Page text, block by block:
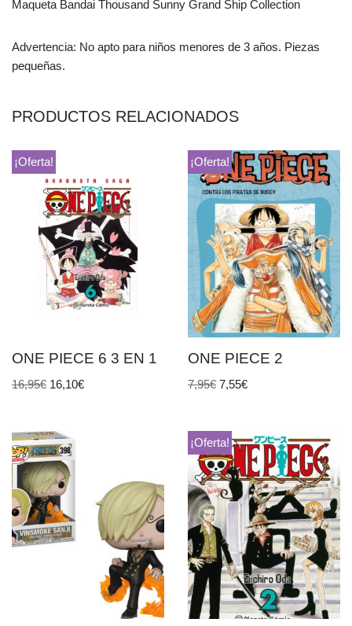
Maqueta Bandai Thousand Sunny Grand Ship Collection
Advertencia: No apto para niños menores de 3 años. Piezas
pequeñas.
PRODUCTOS RELACIONADOS
¡Oferta!
ONE PIECE 6 3 EN 1
16,95€ 16,10€
¡Oferta!
ONE PIECE 2
7,95€ 7,55€
¡Oferta!